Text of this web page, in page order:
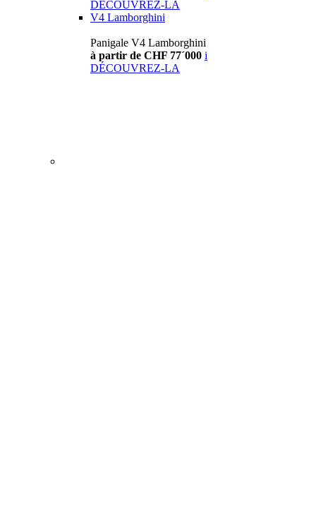
DÉCOUVREZ-LA
V4 Lamborghini
Panigale V4 Lamborghini
à partir de CHF 77´000 i
DÉCOUVREZ-LA